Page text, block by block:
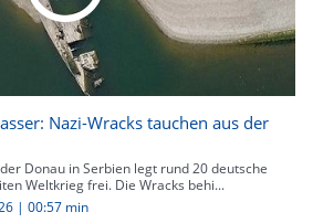
Nazi-Wracks tauchen aus der
Donau in Serbien legt rund 20 deutsche
Weltkrieg frei. Die Wracks behi...
| 00:57 min